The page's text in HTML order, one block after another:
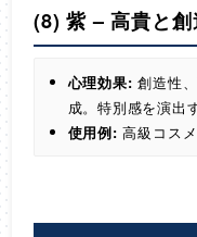
(8) 紫 – 高貴と創
心理効果: 創造性
成。特別感を演出
使用例: 高級コス